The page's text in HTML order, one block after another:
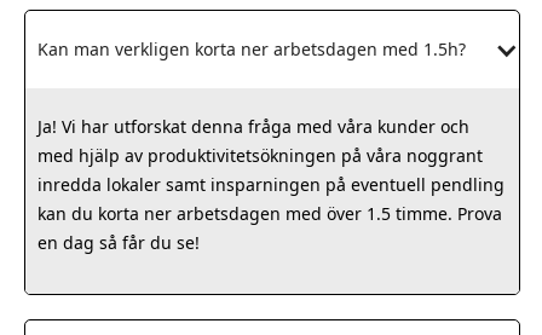
Kan man verkligen korta ner arbetsdagen med 1.5h?
Ja! Vi har utforskat denna fråga med våra kunder och
med hjälp av produktivitetsökningen på våra noggrant
inredda lokaler samt insparningen på eventuell pendling
kan du korta ner arbetsdagen med över 1.5 timme. Prova
en dag så får du se!